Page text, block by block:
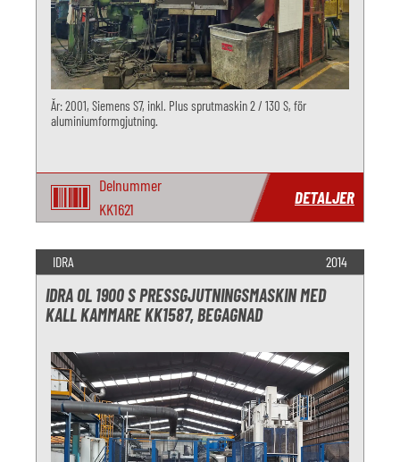
År: 2001, Siemens S7, inkl. Plus sprutmaskin 2 / 130 S, för
aluminiumformgjutning.
Delnummer
KK1621
DETALJER
IDRA 2014
IDRA OL 1900 S PRESSGJUTNINGSMASKIN MED
KALL KAMMARE KK1587, BEGAGNAD